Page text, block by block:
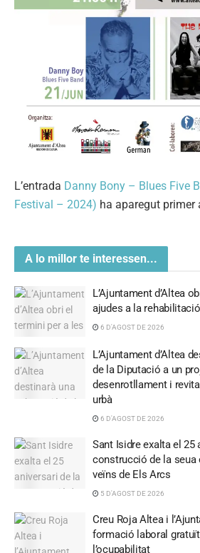
L’entrada Danny Bony – Blues Five
Festival – 2024) ha aparegut primer
A lo millor te interessen...
L’Ajuntament d’Altea
ajudes a la
6 D'AGOST DE 2026
L’Ajuntament d’Altea
de la Diputació a un
desenrotllament i
urbà
6 D'AGOST DE 2026
Sant Isidre exalta el 25
construcció de la seua
veïns de Els Arcs
5 D'AGOST DE 2026
Creu Roja Altea i
formació laboral
l’ocupabilitat